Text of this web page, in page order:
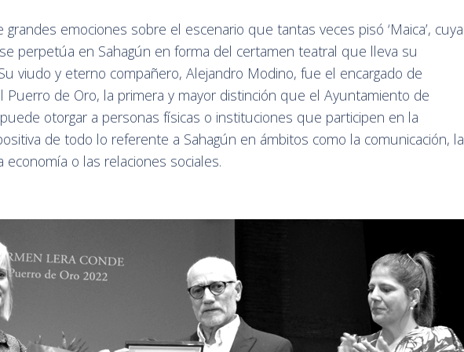
grandes emociones sobre el escenario que tantas veces pisó ‘Maica’, cuya
perpetúa en Sahagún en forma del certamen teatral que lleva su
viudo y eterno compañero, Alejandro Modino, fue el encargado de
Puerro de Oro, la primera y mayor distinción que el Ayuntamiento de
otorgar a personas físicas o instituciones que participen en la
de todo lo referente a Sahagún en ámbitos como la comunicación, la
economía o las relaciones sociales.